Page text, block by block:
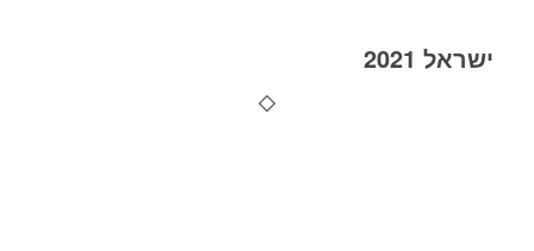
ישראל 2021